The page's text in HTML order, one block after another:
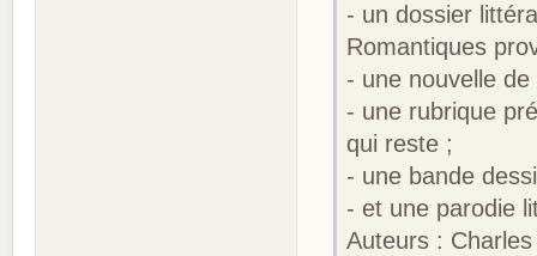
- un dossier
Romantiques
- une nouvelle
- une rubrique
qui reste ;
- une bande
- et une parodie
Auteurs :